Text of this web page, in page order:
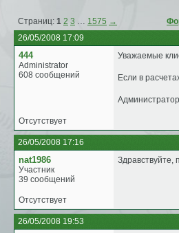
Страниц: 1 2 3 … 1575 →
26/05/2008 17:09
444
Administrator
608 сообщений
Уважаемые
Если в
Отсутствует
26/05/2008 17:16
nat1986
Участник
39 сообщений
Отсутствует
26/05/2008 19:53